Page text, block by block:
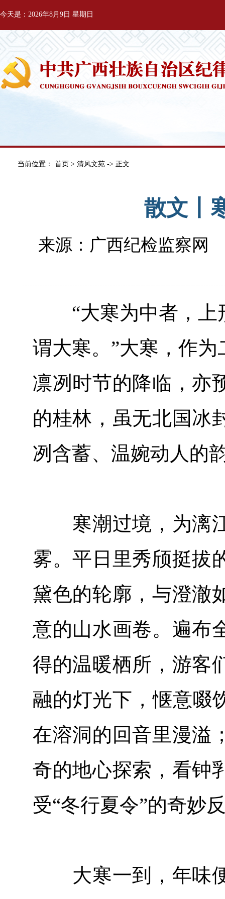
今天是：2026年8月9日 星期日
当前位置： 首页 > 清风文苑 -> 正文
散文丨
来源：广西纪检监察
“大寒为中者，上
谓大寒。”大寒，作
凛冽时节的降临，亦
的桂林，虽无北国冰
冽含蓄、温婉动人的
寒潮过境，为漓江
雾。平日里秀颀挺拔
黛色的轮廓，与澄澈
意的山水画卷。遍布
得的温暖栖所，游客
融的灯光下，惬意啜
在溶洞的回音里漫溢
奇的地心探索，看钟
受“冬行夏令”的奇妙
大寒一到，年味便